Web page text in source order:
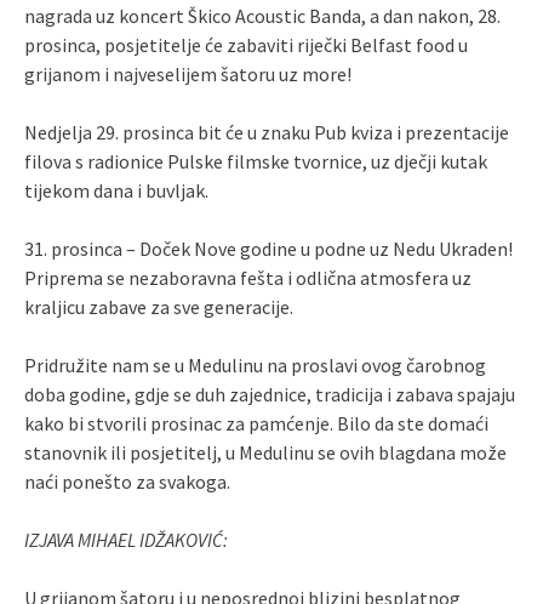
nagrada uz koncert Škico Acoustic Banda, a dan nakon, 28.
prosinca, posjetitelje će zabaviti riječki Belfast food u
grijanom i najveselijem šatoru uz more!
Nedjelja 29. prosinca bit će u znaku Pub kviza i prezentacije
filova s radionice Pulske filmske tvornice, uz dječji kutak
tijekom dana i buvljak.
31. prosinca – Doček Nove godine u podne uz Nedu Ukraden!
Priprema se nezaboravna fešta i odlična atmosfera uz
kraljicu zabave za sve generacije.
Pridružite nam se u Medulinu na proslavi ovog čarobnog
doba godine, gdje se duh zajednice, tradicija i zabava spajaju
kako bi stvorili prosinac za pamćenje. Bilo da ste domaći
stanovnik ili posjetitelj, u Medulinu se ovih blagdana može
naći ponešto za svakoga.
IZJAVA MIHAEL IDŽAKOVIĆ:
U grijanom šatoru i u neposrednoj blizini besplatnog